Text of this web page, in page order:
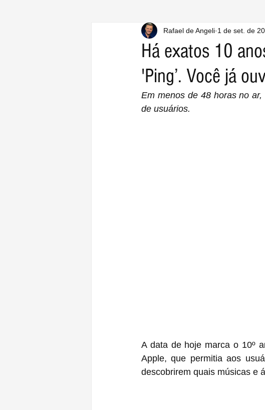
Há exatos 10
'Ping’. Você já
Rafael de Angeli 1 de set. de
Em menos de 48 horas no
de usuários.
A data de hoje marca o 10º
Apple, que permitia aos
descobrirem quais músicas e